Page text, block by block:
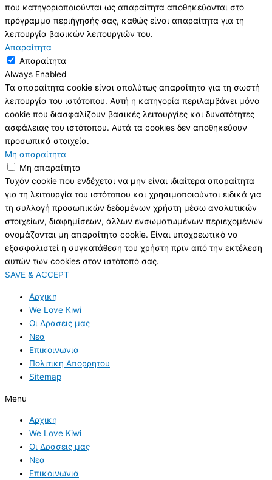
που κατηγοριοποιούνται ως απαραίτητα αποθηκεύονται στο
πρόγραμμα περιήγησής σας, καθώς είναι απαραίτητα για τη
λειτουργία βασικών λειτουργιών του.
Απαραίτητα
Απαραίτητα
Always Enabled
Τα απαραίτητα cookie είναι απολύτως απαραίτητα για τη σωστή
λειτουργία του ιστότοπου. Αυτή η κατηγορία περιλαμβάνει μόνο
cookie που διασφαλίζουν βασικές λειτουργίες και δυνατότητες
ασφάλειας του ιστότοπου. Αυτά τα cookies δεν αποθηκεύουν
προσωπικά στοιχεία.
Μη απαραίτητα
Μη απαραίτητα
Τυχόν cookie που ενδέχεται να μην είναι ιδιαίτερα απαραίτητα
για τη λειτουργία του ιστότοπου και χρησιμοποιούνται ειδικά για
τη συλλογή προσωπικών δεδομένων χρήστη μέσω αναλυτικών
στοιχείων, διαφημίσεων, άλλων ενσωματωμένων περιεχομένων
ονομάζονται μη απαραίτητα cookie. Είναι υποχρεωτικό να
εξασφαλιστεί η συγκατάθεση του χρήστη πριν από την εκτέλεση
αυτών των cookies στον ιστότοπό σας.
SAVE & ACCEPT
Αρχικη
We Love Kiwi
Οι Δρασεις μας
Νεα
Επικοινωνια
Πολιτικη Απορρητου
Sitemap
Menu
Αρχικη
We Love Kiwi
Οι Δρασεις μας
Νεα
Επικοινωνια